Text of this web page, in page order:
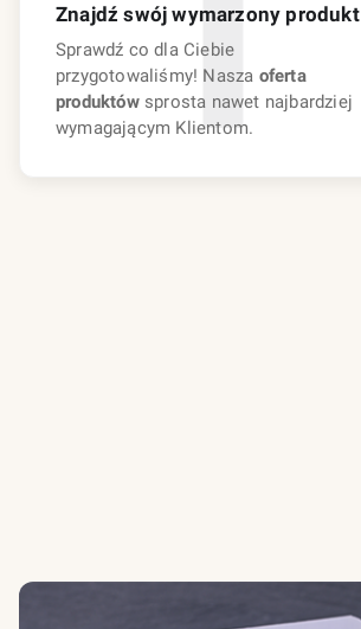
Znajdź swój wymarzony produkt
Sprawdź co dla Ciebie
przygotowaliśmy! Nasza oferta
produktówsprosta nawet najbardziej
wymagającym Klientom.